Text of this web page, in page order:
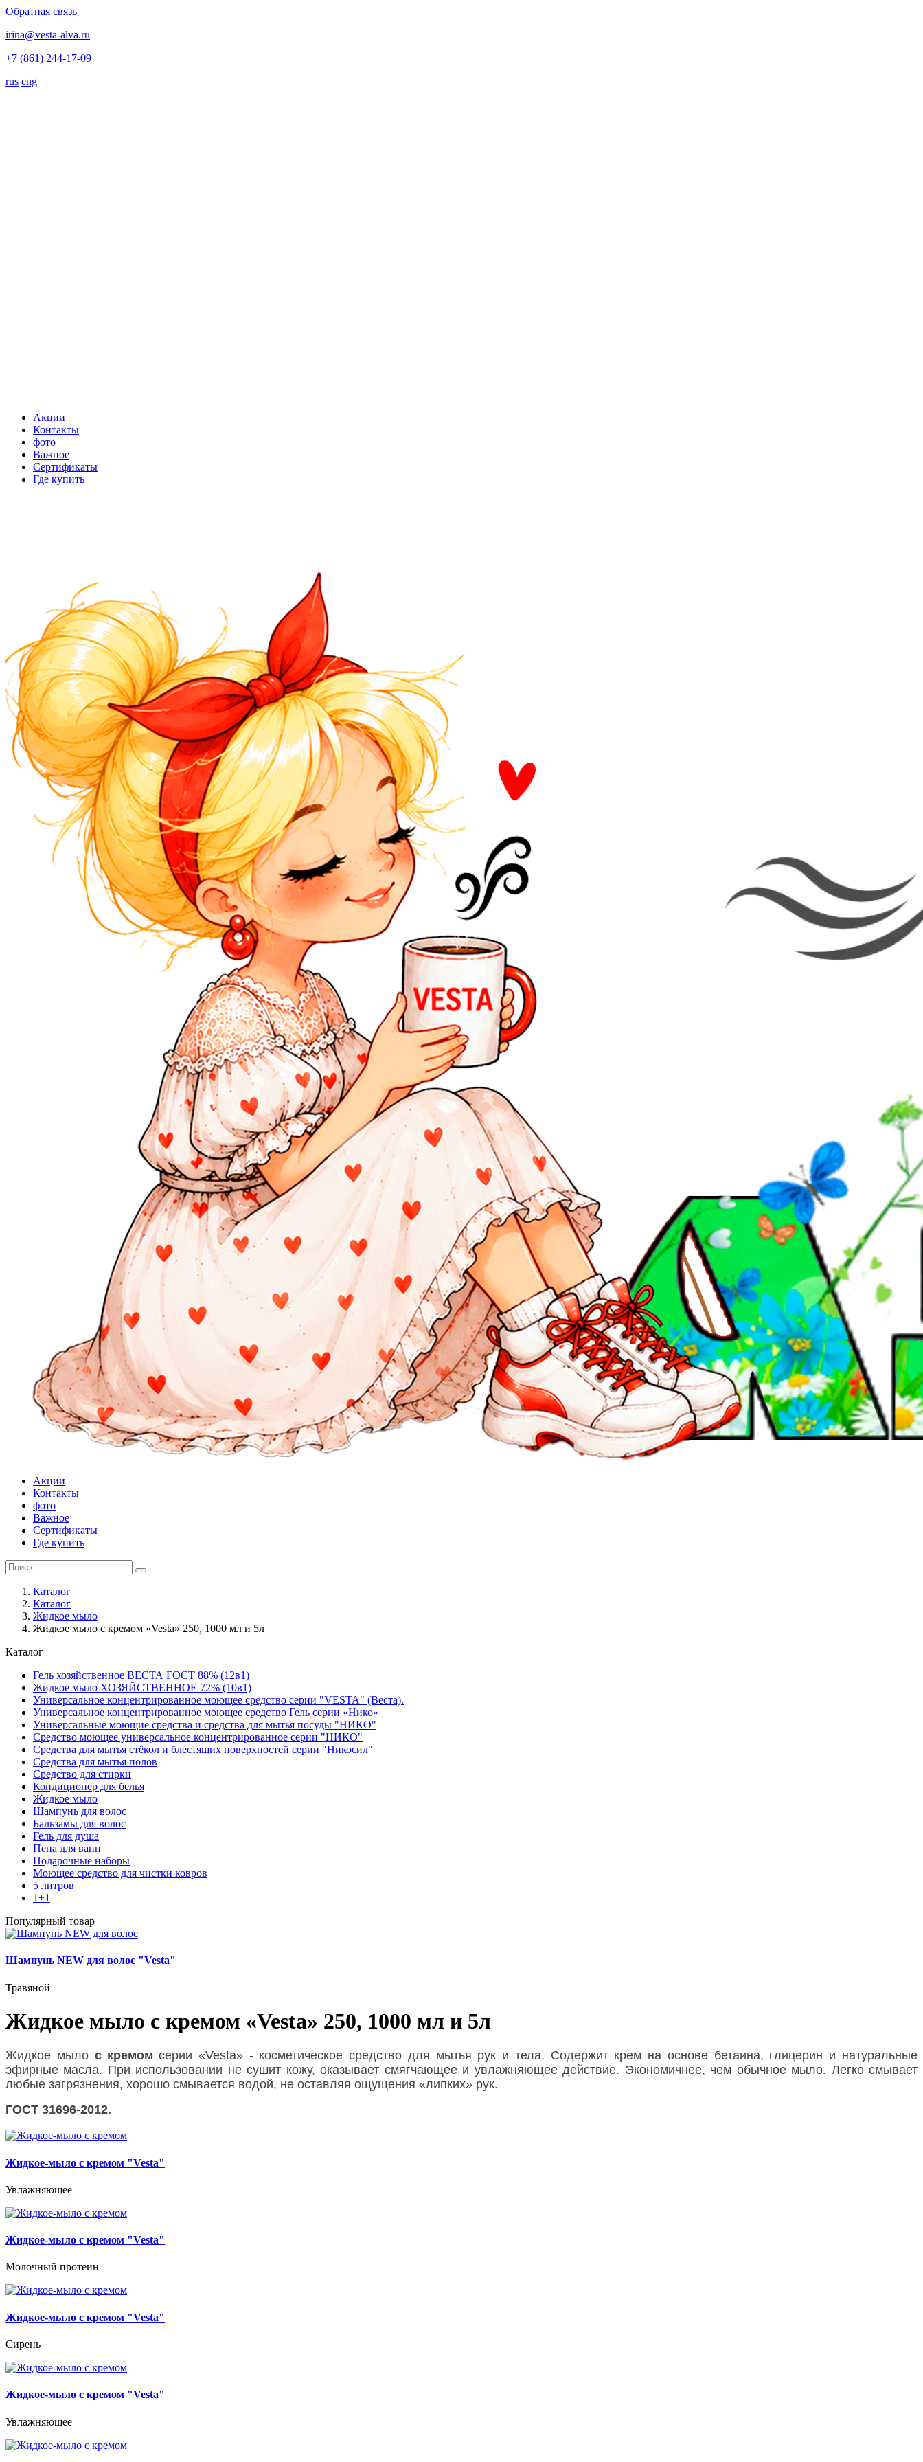
Обратная связь
irina@vesta-alva.ru
+7 (861) 244-17-09
rus eng
Акции
Контакты
фото
Важное
Сертификаты
Где купить
Акции
Контакты
фото
Важное
Сертификаты
Где купить
Каталог
Каталог
Жидкое мыло
Жидкое мыло с кремом «Vesta» 250, 1000 мл и 5л
Каталог
Гель хозяйственное ВЕСТА ГОСТ 88% (12в1)
Жидкое мыло ХОЗЯЙСТВЕННОЕ 72% (10в1)
Универсальное концентрированное моющее средство серии "VESTA" (Веста).
Универсальное концентрированное моющее средство Гель серии «Нико»
Универсальные моющие средства и средства для мытья посуды "НИКО"
Средство моющее универсальное концентрированное серии "НИКО"
Средства для мытья стёкол и блестящих поверхностей серии "Никосил"
Средства для мытья полов
Средство для стирки
Кондиционер для белья
Жидкое мыло
Шампунь для волос
Бальзамы для волос
Гель для душа
Пена для ванн
Подарочные наборы
Моющее средство для чистки ковров
5 литров
1+1
Популярный товар
Шампунь NEW для волос "Vesta"
Травяной
Жидкое мыло с кремом «Vesta» 250, 1000 мл и 5л
Жидкое мыло с кремом серии «Vesta» - косметическое средство для мытья рук и тела. Содержит крем на основе бетаина, глицерин и натуральные
эфирные масла. При использовании не сушит кожу, оказывает смягчающее и увлажняющее действие. Экономичнее, чем обычное мыло. Легко смывает
любые загрязнения, хорошо смывается водой, не оставляя ощущения «липких» рук.
ГОСТ 31696-2012.
Жидкое-мыло с кремом "Vesta"
Увлажняющее
Жидкое-мыло с кремом "Vesta"
Молочный протеин
Жидкое-мыло с кремом "Vesta"
Сирень
Жидкое-мыло с кремом "Vesta"
Увлажняющее